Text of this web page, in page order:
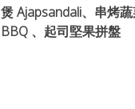
煲 Ajapsandali、串烤
BBQ 、起司堅果拼盤